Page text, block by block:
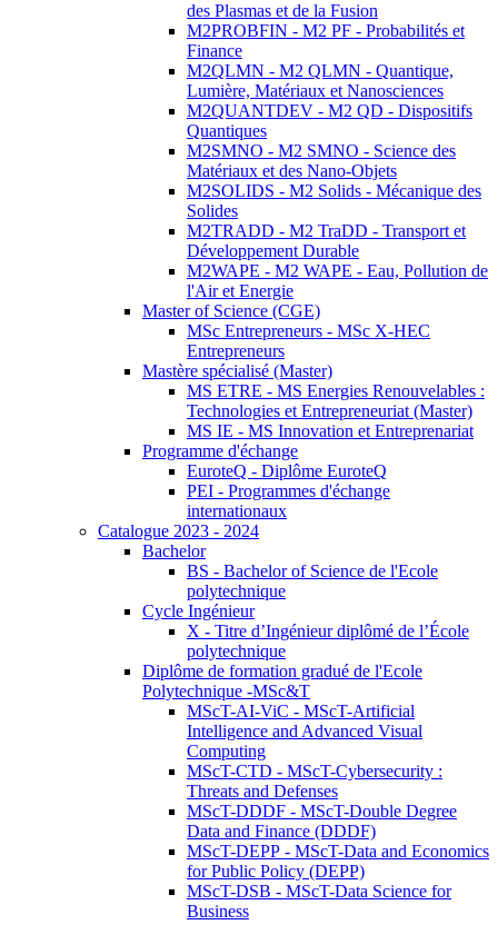
des Plasmas et de la Fusion
M2PROBFIN - M2 PF - Probabilités et
Finance
M2QLMN - M2 QLMN - Quantique,
Lumière, Matériaux et Nanosciences
M2QUANTDEV - M2 QD - Dispositifs
Quantiques
M2SMNO - M2 SMNO - Science des
Matériaux et des Nano-Objets
M2SOLIDS - M2 Solids - Mécanique des
Solides
M2TRADD - M2 TraDD - Transport et
Développement Durable
M2WAPE - M2 WAPE - Eau, Pollution de
l'Air et Energie
Master of Science (CGE)
MSc Entrepreneurs - MSc X-HEC
Entrepreneurs
Mastère spécialisé (Master)
MS ETRE - MS Energies Renouvelables :
Technologies et Entrepreneuriat (Master)
MS IE - MS Innovation et Entreprenariat
Programme d'échange
EuroteQ - Diplôme EuroteQ
PEI - Programmes d'échange
internationaux
Catalogue 2023 - 2024
Bachelor
BS - Bachelor of Science de l'Ecole
polytechnique
Cycle Ingénieur
X - Titre d’Ingénieur diplômé de l’École
polytechnique
Diplôme de formation gradué de l'Ecole
Polytechnique -MSc&T
MScT-AI-ViC - MScT-Artificial
Intelligence and Advanced Visual
Computing
MScT-CTD - MScT-Cybersecurity :
Threats and Defenses
MScT-DDDF - MScT-Double Degree
Data and Finance (DDDF)
MScT-DEPP - MScT-Data and Economics
for Public Policy (DEPP)
MScT-DSB - MScT-Data Science for
Business